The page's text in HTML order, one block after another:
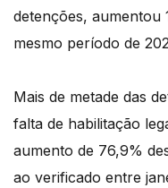
detenções, aumentou
mesmo período de
Mais de metade das
falta de habilitação
aumento de 76,9%
ao verificado entre